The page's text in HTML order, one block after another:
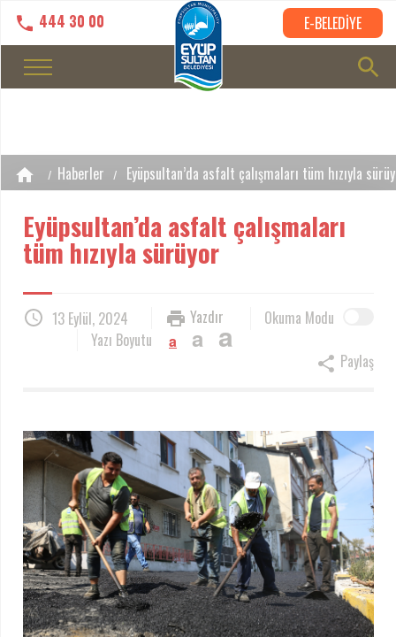
444 30 00 E-BELEDİYE
Haberler Eyüpsultan’da asfalt çalışmaları tüm hızıyla
Eyüpsultan’da asfalt çalışmaları
tüm hızıyla sürüyor
13 Eylül, 2024 Okuma Modu
Yazdır
Yazı Boyutu
a a a
Paylaş